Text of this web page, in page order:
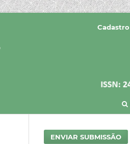
Cadastro
ENVIAR SUBMISSÃO